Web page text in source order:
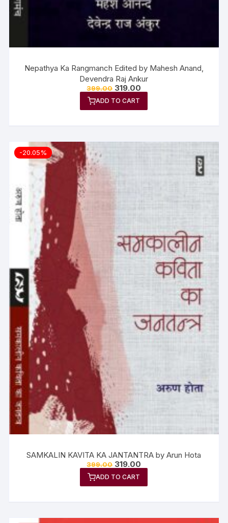
Nepathya Ka Rangmanch Edited by Mahesh Anand,
Devendra Raj Ankur
399.00 319.00
ADD TO CART
-20.05%
SAMKALIN KAVITA KA JANTANTRA by Arun Hota
399.00 319.00
ADD TO CART